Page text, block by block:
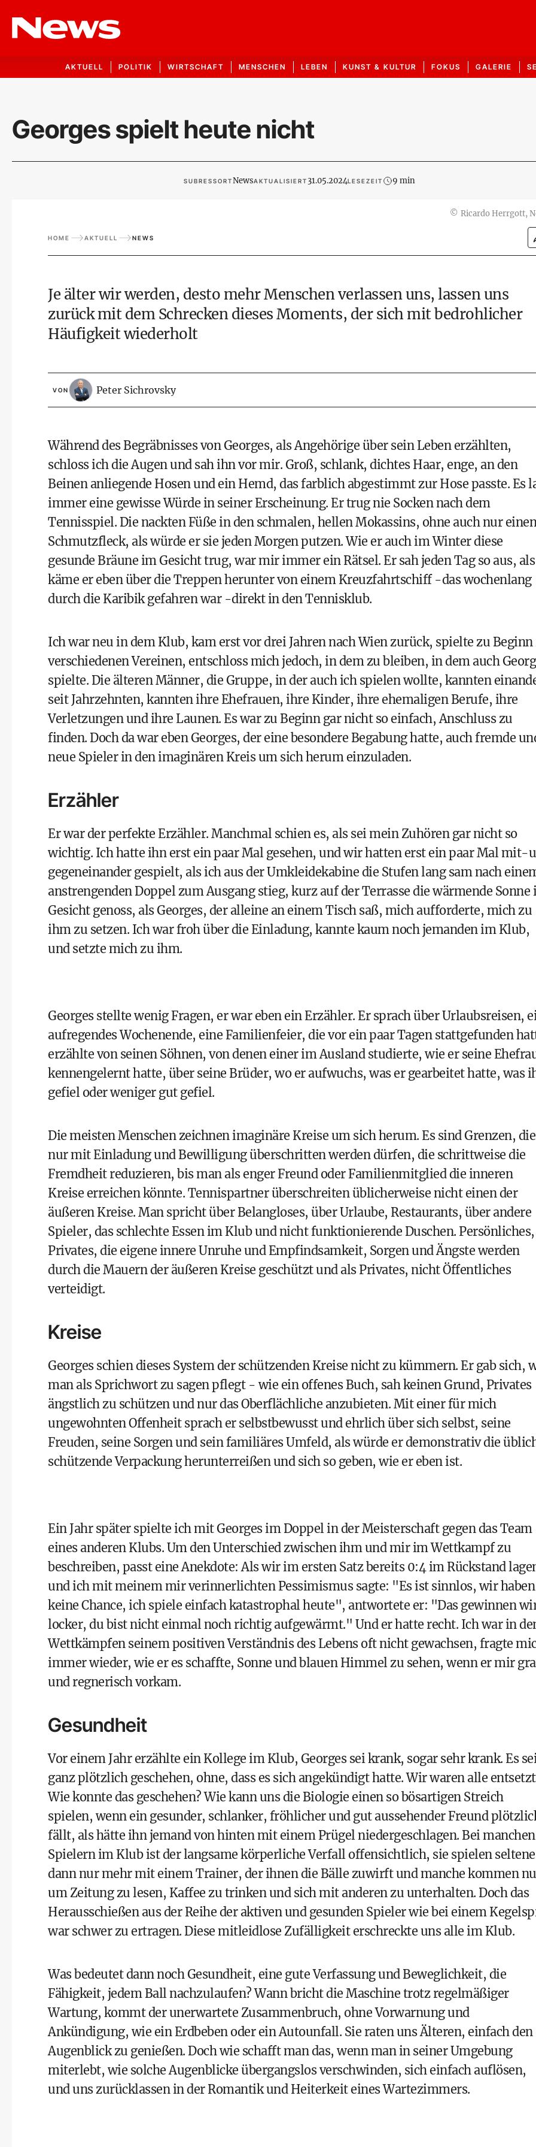
AKTUELL POLITIK WIRTSCHAFT MENSCHEN LEBEN KUNST & KULTUR FOKUS GALERIE
Georges spielt heute nicht
SUBRESSORTNewsAKTUALISIERT 31.05.2024LESEZEIT 9 min
© Ricardo Herrgott,
HOME AKTUELL NEWS
Je älter wir werden, desto mehr Menschen verlassen uns, lassen uns
zurück mit dem Schrecken dieses Moments, der sich mit bedrohlicher
Häufigkeit wiederholt
VON Peter Sichrovsky
Während des Begräbnisses von Georges, als Angehörige über sein Leben erzählten,
schloss ich die Augen und sah ihn vor mir. Groß, schlank, dichtes Haar, enge, an den
Beinen anliegende Hosen und ein Hemd, das farblich abgestimmt zur Hose passte. Es
immer eine gewisse Würde in seiner Erscheinung. Er trug nie Socken nach dem
Tennisspiel. Die nackten Füße in den schmalen, hellen Mokassins, ohne auch nur einen
Schmutzfleck, als würde er sie jeden Morgen putzen. Wie er auch im Winter diese
gesunde Bräune im Gesicht trug, war mir immer ein Rätsel. Er sah jeden Tag so aus, als
käme er eben über die Treppen herunter von einem Kreuzfahrtschiff -das wochenlang
durch die Karibik gefahren war -direkt in den Tennisklub.
Ich war neu in dem Klub, kam erst vor drei Jahren nach Wien zurück, spielte zu
verschiedenen Vereinen, entschloss mich jedoch, in dem zu bleiben, in dem auch
spielte. Die älteren Männer, die Gruppe, in der auch ich spielen wollte, kannten
seit Jahrzehnten, kannten ihre Ehefrauen, ihre Kinder, ihre ehemaligen Berufe, ihre
Verletzungen und ihre Launen. Es war zu Beginn gar nicht so einfach, Anschluss zu
finden. Doch da war eben Georges, der eine besondere Begabung hatte, auch fremde
neue Spieler in den imaginären Kreis um sich herum einzuladen.
Erzähler
Er war der perfekte Erzähler. Manchmal schien es, als sei mein Zuhören gar nicht so
wichtig. Ich hatte ihn erst ein paar Mal gesehen, und wir hatten erst ein paar Mal mit-
gegeneinander gespielt, als ich aus der Umkleidekabine die Stufen lang sam nach
anstrengenden Doppel zum Ausgang stieg, kurz auf der Terrasse die wärmende Sonne
Gesicht genoss, als Georges, der alleine an einem Tisch saß, mich aufforderte, mich zu
ihm zu setzen. Ich war froh über die Einladung, kannte kaum noch jemanden im Klub,
und setzte mich zu ihm.
Georges stellte wenig Fragen, er war eben ein Erzähler. Er sprach über Urlaubsreisen,
aufregendes Wochenende, eine Familienfeier, die vor ein paar Tagen stattgefunden
erzählte von seinen Söhnen, von denen einer im Ausland studierte, wie er seine
kennengelernt hatte, über seine Brüder, wo er aufwuchs, was er gearbeitet hatte, was
gefiel oder weniger gut gefiel.
Die meisten Menschen zeichnen imaginäre Kreise um sich herum. Es sind Grenzen, die
nur mit Einladung und Bewilligung überschritten werden dürfen, die schrittweise die
Fremdheit reduzieren, bis man als enger Freund oder Familienmitglied die inneren
Kreise erreichen könnte. Tennispartner überschreiten üblicherweise nicht einen der
äußeren Kreise. Man spricht über Belangloses, über Urlaube, Restaurants, über andere
Spieler, das schlechte Essen im Klub und nicht funktionierende Duschen. Persönliches,
Privates, die eigene innere Unruhe und Empfindsamkeit, Sorgen und Ängste werden
durch die Mauern der äußeren Kreise geschützt und als Privates, nicht Öffentliches
verteidigt.
Kreise
Georges schien dieses System der schützenden Kreise nicht zu kümmern. Er gab sich,
man als Sprichwort zu sagen pflegt - wie ein offenes Buch, sah keinen Grund, Privates
ängstlich zu schützen und nur das Oberflächliche anzubieten. Mit einer für mich
ungewohnten Offenheit sprach er selbstbewusst und ehrlich über sich selbst, seine
Freuden, seine Sorgen und sein familiäres Umfeld, als würde er demonstrativ die
schützende Verpackung herunterreißen und sich so geben, wie er eben ist.
Ein Jahr später spielte ich mit Georges im Doppel in der Meisterschaft gegen das Team
eines anderen Klubs. Um den Unterschied zwischen ihm und mir im Wettkampf zu
beschreiben, passt eine Anekdote: Als wir im ersten Satz bereits 0:4 im Rückstand
und ich mit meinem mir verinnerlichten Pessimismus sagte: "Es ist sinnlos, wir haben
keine Chance, ich spiele einfach katastrophal heute", antwortete er: "Das gewinnen
locker, du bist nicht einmal noch richtig aufgewärmt." Und er hatte recht. Ich war in
Wettkämpfen seinem positiven Verständnis des Lebens oft nicht gewachsen, fragte
immer wieder, wie er es schaffte, Sonne und blauen Himmel zu sehen, wenn er mir
und regnerisch vorkam.
Gesundheit
Vor einem Jahr erzählte ein Kollege im Klub, Georges sei krank, sogar sehr krank. Es
ganz plötzlich geschehen, ohne, dass es sich angekündigt hatte. Wir waren alle
Wie konnte das geschehen? Wie kann uns die Biologie einen so bösartigen Streich
spielen, wenn ein gesunder, schlanker, fröhlicher und gut aussehender Freund
fällt, als hätte ihn jemand von hinten mit einem Prügel niedergeschlagen. Bei manchen
Spielern im Klub ist der langsame körperliche Verfall offensichtlich, sie spielen
dann nur mehr mit einem Trainer, der ihnen die Bälle zuwirft und manche kommen
um Zeitung zu lesen, Kaffee zu trinken und sich mit anderen zu unterhalten. Doch das
Herausschießen aus der Reihe der aktiven und gesunden Spieler wie bei einem
war schwer zu ertragen. Diese mitleidlose Zufälligkeit erschreckte uns alle im Klub.
Was bedeutet dann noch Gesundheit, eine gute Verfassung und Beweglichkeit, die
Fähigkeit, jedem Ball nachzulaufen? Wann bricht die Maschine trotz regelmäßiger
Wartung, kommt der unerwartete Zusammenbruch, ohne Vorwarnung und
Ankündigung, wie ein Erdbeben oder ein Autounfall. Sie raten uns Älteren, einfach den
Augenblick zu genießen. Doch wie schafft man das, wenn man in seiner Umgebung
miterlebt, wie solche Augenblicke übergangslos verschwinden, sich einfach auflösen,
und uns zurücklassen in der Romantik und Heiterkeit eines Wartezimmers.